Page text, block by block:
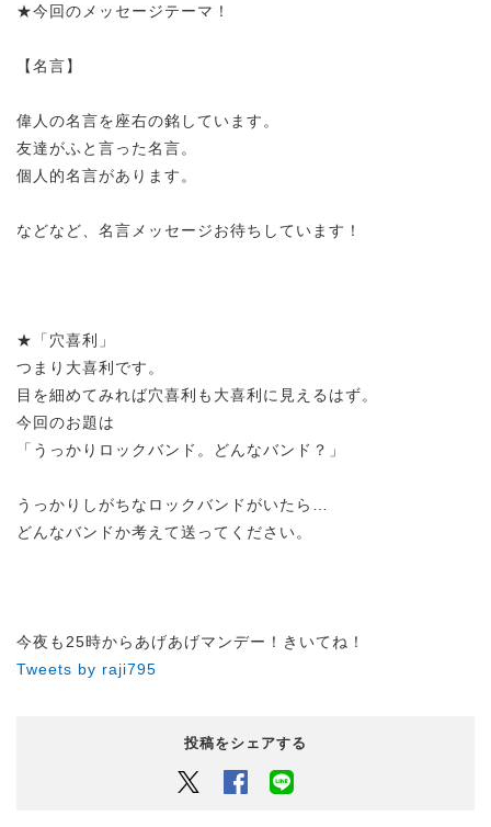
★今回のメッセージテーマ！
【名言】
偉人の名言を座右の銘しています。
友達がふと言った名言。
個人的名言があります。
などなど、名言メッセージお待ちしています！
★「穴喜利」
つまり大喜利です。
目を細めてみれば穴喜利も大喜利に見えるはず。
今回のお題は
「うっかりロックバンド。どんなバンド？」
うっかりしがちなロックバンドがいたら…
どんなバンドか考えて送ってください。
今夜も25時からあげあげマンデー！きいてね！
Tweets by raji795
投稿をシェアする
Twitter Facebook